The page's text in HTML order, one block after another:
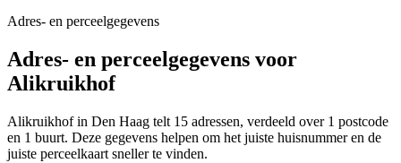
Adres- en perceelgegevens
Adres- en perceelgegevens voor
Alikruikhof
Alikruikhof in Den Haag telt 15 adressen, verdeeld over 1 postcode
en 1 buurt. Deze gegevens helpen om het juiste huisnummer en de
juiste perceelkaart sneller te vinden.